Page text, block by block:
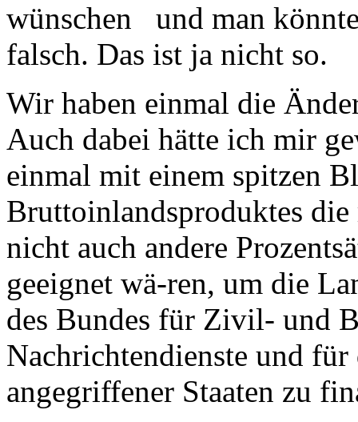
wünschen und man
falsch. Das ist ja nicht so.
Wir haben einmal die
Auch dabei hätte ich mir
einmal mit einem spitzen
Bruttoinlandsproduktes
nicht auch andere
geeignet wä-ren, um die
des Bundes für Zivil- und
Nachrichtendienste und
angegriffener Staaten zu